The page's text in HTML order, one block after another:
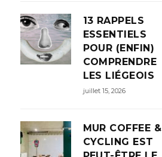
13 RAPPELS
ESSENTIELS
POUR (ENFIN)
COMPRENDRE
LES LIÉGEOIS
juillet 15, 2026
MUR COFFEE &
CYCLING EST